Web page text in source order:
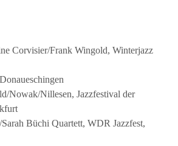
Corvisier/Frank Wingold, Winterjazz
Nowak/Nillesen, Jazzfestival der
Büchi Quartett, WDR Jazzfest,